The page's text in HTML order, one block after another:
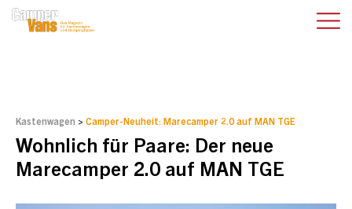
Kastenwagen > Camper-Neuheit: Marecamper 2.0 auf MAN TGE
Wohnlich für Paare: Der neue
Marecamper 2.0 auf MAN TGE